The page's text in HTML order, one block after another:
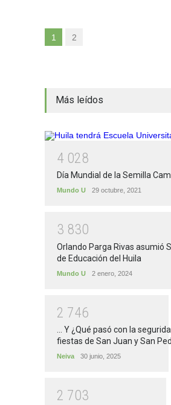
1 2
Más leídos
4 028
Día Mundial de la Semilla
Mundo U 29 octubre, 2021
3 830
Orlando Parga Rivas asumió
de Educación del Huila
Mundo U 2 enero, 2024
2 746
... Y ¿Qué pasó con la
fiestas de San Juan y San
Neiva 30 junio, 2025
2 703